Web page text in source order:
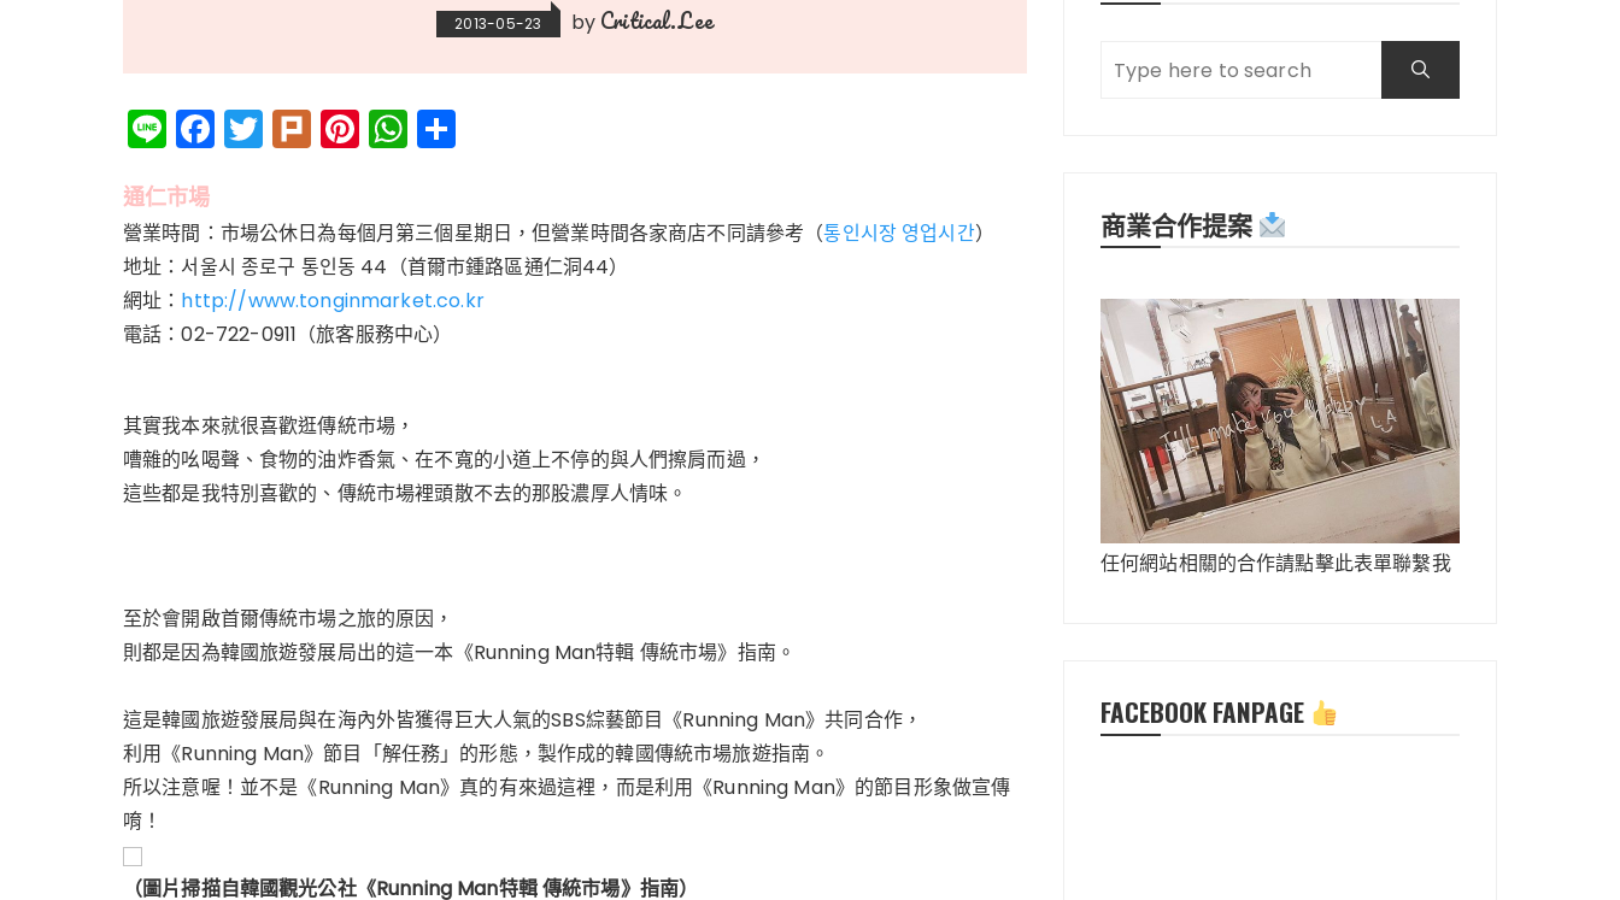
2013-05-23 by Critical.Lee
Li
n
e
F
a
e
b
o
o
T
w
te
r
Pl
ur
Pi
n
re
st
W
h
ts
A
p
p
通仁市場
營業時間：市場公休日為每個月第三個星期日，但營業時間各家商店不同請參考（통인시장 영업시간）
地址： 서울시 종로구 통인동 44 （首爾市鍾路區通仁洞44）
網址： http://www.tonginmarket.co.kr
電話：02-722-0911（旅客服務中心）
其實我本來就很喜歡逛傳統市場，
嘈雜的吆喝聲、食物的油炸香氣、在不寬的小道上不停的與人們擦肩而過，
這些都是我特別喜歡的、傳統市場裡頭散不去的那股濃厚人情味。
至於會開啟首爾傳統市場之旅的原因，
則都是因為韓國旅遊發展局出的這一本《Running Man特輯 傳統市場》指南。
這是韓國旅遊發展局與在海內外皆獲得巨大人氣的SBS綜藝節目《Running Man》共同合作，
利用《Running Man》節目「解任務」的形態，製作成的韓國傳統市場旅遊指南。
所以注意喔！並不是 《Running Man》真的有來過這裡，而是利用《Running Man》的節目形象做宣傳
唷！
（圖片掃描自韓國觀光公社《Running Man特輯 傳統市場》指南）
商業合作提案
任何網站相關的合作請點擊此表單聯繫我
FACEBOOK FANPAGE